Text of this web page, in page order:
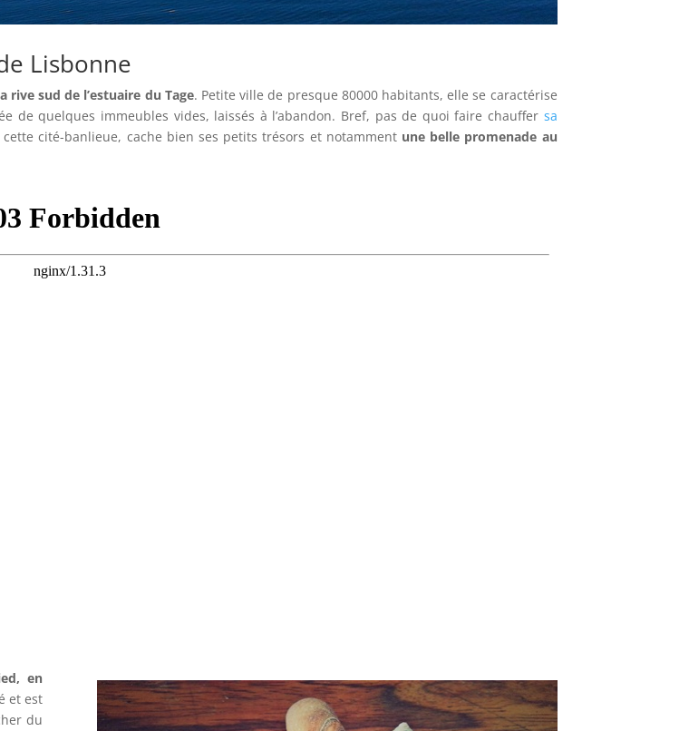
Lisbonne
rive sud de l’estuaire du Tage. Petite ville de presque 80000 habitants, elle se caractérise
de quelques immeubles vides, laissés à l’abandon. Bref, pas de quoi faire chauffer sa
cité-banlieue, cache bien ses petits trésors et notamment une belle promenade au
en
et est
du